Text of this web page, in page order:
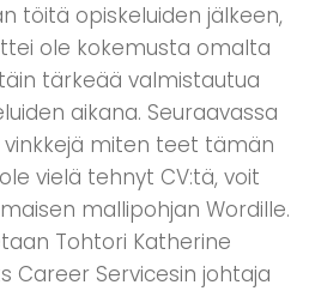
töitä opiskeluiden jälkeen,
ole kokemusta omalta
tärkeää valmistautua
aikana. Seuraavassa
miten teet tämän
vielä tehnyt CV:tä, voit
mallipohjan Wordille.
Tohtori Katherine
Career Servicesin johtaja